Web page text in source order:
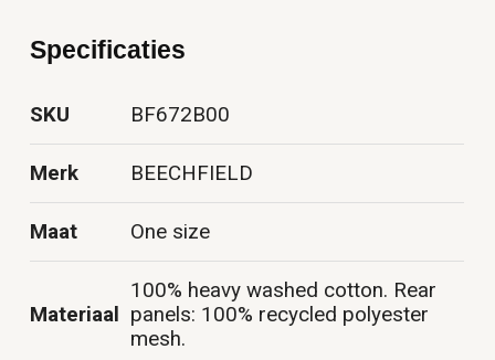
Specificaties
SKU BF672B00
Merk BEECHFIELD
Maat One size
Materiaal
100% heavy washed cotton. Rear
panels: 100% recycled polyester
mesh.